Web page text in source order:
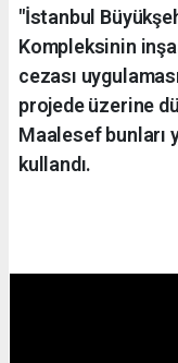
"İstanbul
Kompleksinin
cezası
projede üzerine
Maalesef
kullandı.